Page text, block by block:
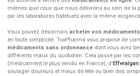
mêmes que ceux que nous délivrons au sein de la
par les laboratoires habituels avec la même
Vous pouvez désormais acheter vos
en toute simplicité. TooPharma vous propose de
médicaments sans ordonnance dont vous avez
différents maux du quotidien. Cela passe par les
(médicament le plus vendu en France), d'Efferalgan
soulager douleurs et maux de tête ou bien des